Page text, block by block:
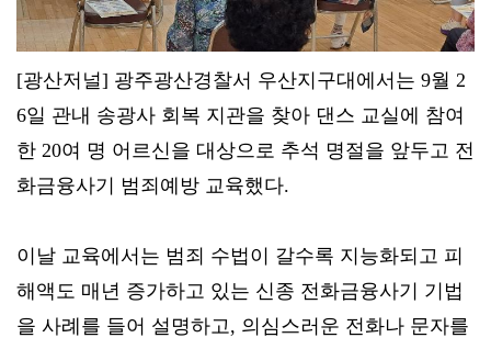
[광산저널] 광주광산경찰서 우산지구대에서는 9월 2
6일 관내 송광사 회복 지관을 찾아 댄스 교실에 참여
한 20여 명 어르신을 대상으로 추석 명절을 앞두고 전
화금융사기 범죄예방 교육했다.
이날 교육에서는 범죄 수법이 갈수록 지능화되고 피
해액도 매년 증가하고 있는 신종 전화금융사기 기법
을 사례를 들어 설명하고, 의심스러운 전화나 문자를